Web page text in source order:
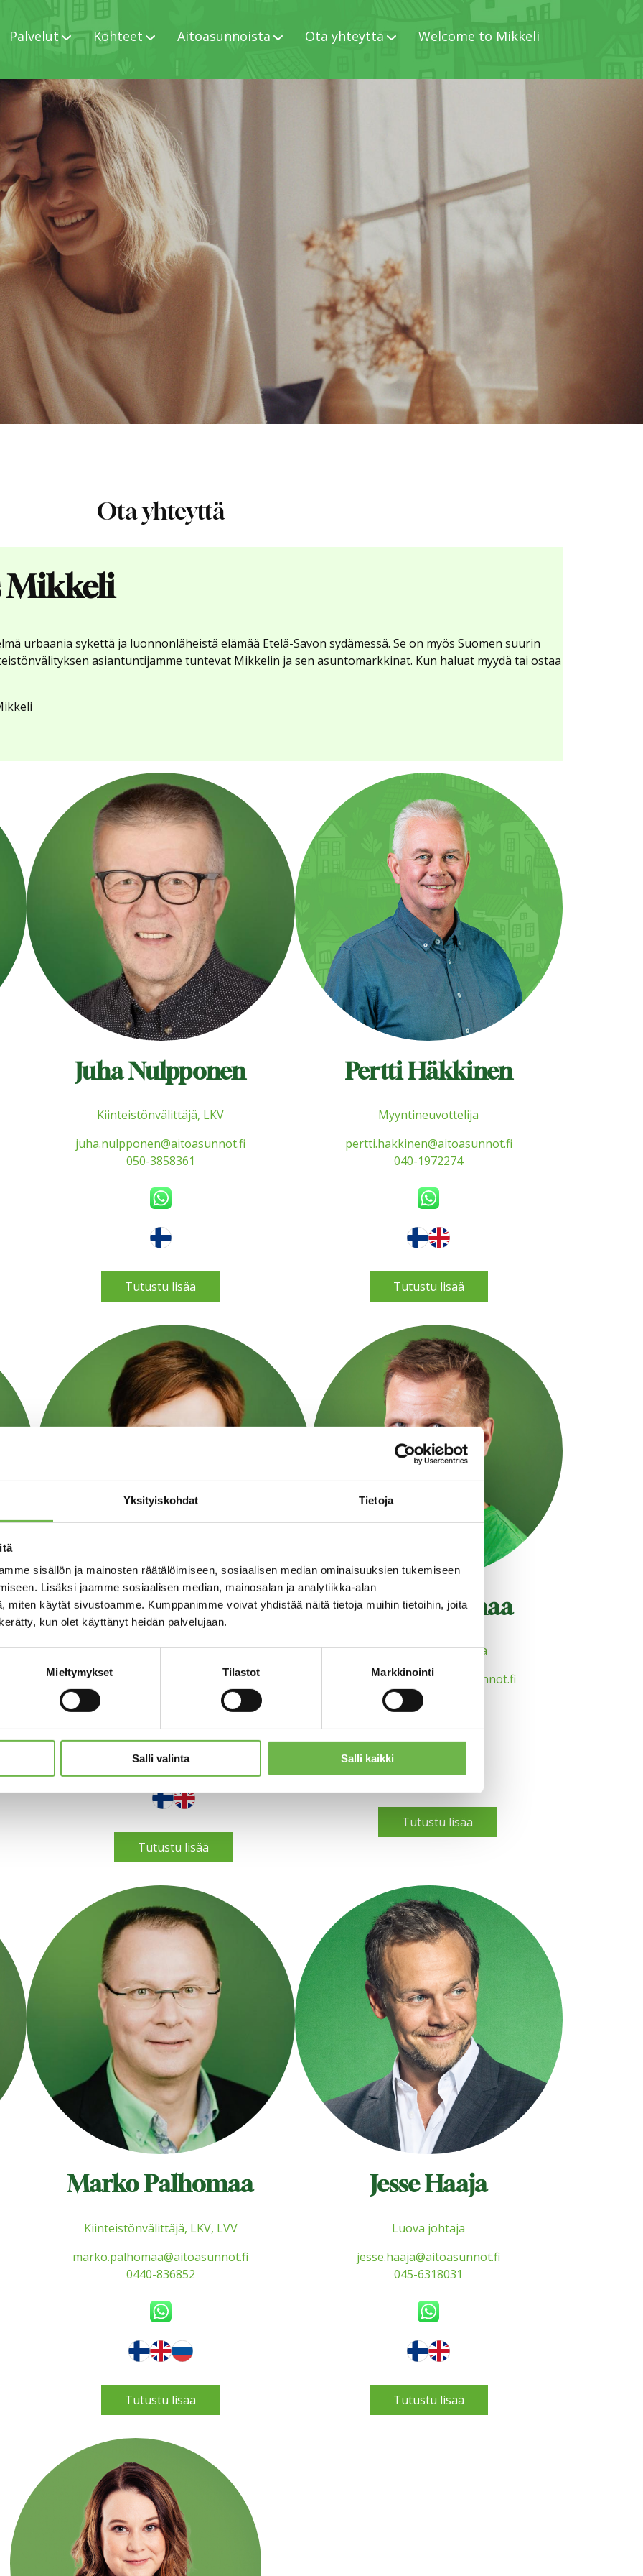
Yksityiskohdat Tietoja
sisällön ja mainosten räätälöimiseen, sosiaalisen median ominaisuuksien tukemiseen
Lisäksi jaamme sosiaalisen median, mainosalan ja analytiikka-alan
miten käytät sivustoamme. Kumppanimme voivat yhdistää näitä tietoja muihin tietoihin, joita
kun olet käyttänyt heidän palvelujaan.
Mieltymykset Tilastot Markkinointi
Salli valinta Salli kaikki
Palvelut Kohteet Aitoasunnoista Ota yhteyttä Welcome to Mikkeli
Ota yhteyttä
Mikkeli
urbaania sykettä ja luonnonläheistä elämää Etelä-Savon sydämessä. Se on myös Suomen suurin
asiantuntijamme tuntevat Mikkelin ja sen asuntomarkkinat. Kun haluat myydä tai ostaa
Juha Nulpponen
Kiinteistönvälittäjä, LKV
juha.nulpponen@aitoasunnot.fi
050-3858361
Tutustu lisää
Pertti Häkkinen
Myyntineuvottelija
pertti.hakkinen@aitoasunnot.fi
040-1972274
Tutustu lisää
Mirkka Muhonen
Vuokraukset, LKV, LVV
mirkka.muhonen@aitoasunnot.fi
Tutustu lisää
Jari Palhomaa
Myyntineuvottelija
jari.palhomaa@aitoasunnot.fi
0440-500550
Tutustu lisää
Marko Palhomaa
Kiinteistönvälittäjä, LKV, LVV
marko.palhomaa@aitoasunnot.fi
0440-836852
Tutustu lisää
Jesse Haaja
Luova johtaja
jesse.haaja@aitoasunnot.fi
045-6318031
Tutustu lisää